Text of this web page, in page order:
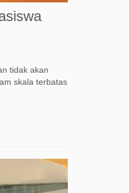
tidak akan
skala terbatas